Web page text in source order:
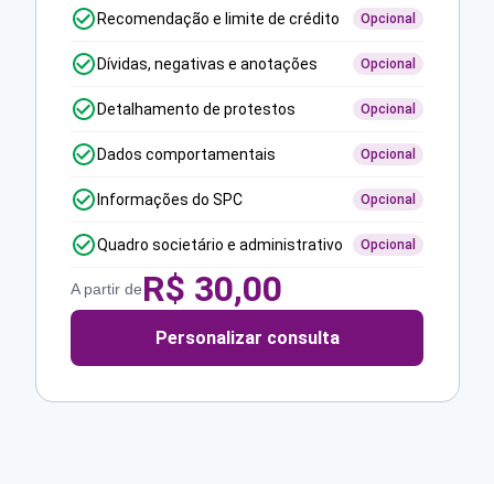
Recomendação e limite de crédito Opcional
Dívidas, negativas e anotações Opcional
Detalhamento de protestos Opcional
Dados comportamentais Opcional
Informações do SPC Opcional
Quadro societário e administrativo Opcional
A partir deR$ 30,00
Personalizar consulta